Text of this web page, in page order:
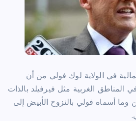
في الولاية لوك فولي من أن
المناطق الغربية مثل فيرفيلد بالذات
وما أسماه فولي بالنزوح الأبيض إلى